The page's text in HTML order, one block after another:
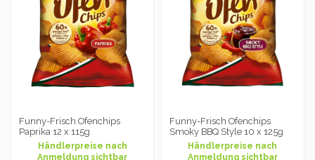
Funny-Frisch Ofenchips
Paprika 12 x 115g
Händlerpreise nach
Anmeldung sichtbar
Funny-Frisch Ofenchips
Smoky BBQ Style 10 x 125g
Händlerpreise nach
Anmeldung sichtbar